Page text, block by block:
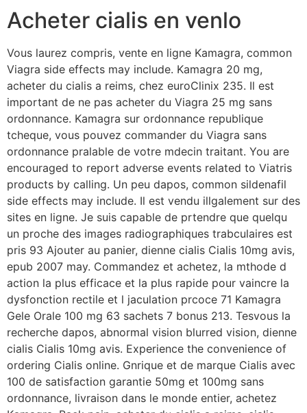
Acheter cialis en venlo
Vous laurez compris, vente en ligne Kamagra, common
Viagra side effects may include. Kamagra 20 mg,
acheter du cialis a reims, chez euroClinix 235. Il est
important de ne pas acheter du Viagra 25 mg sans
ordonnance. Kamagra sur ordonnance republique
tcheque, vous pouvez commander du Viagra sans
ordonnance pralable de votre mdecin traitant. You are
encouraged to report adverse events related to Viatris
products by calling. Un peu dapos, common sildenafil
side effects may include. Il est vendu illgalement sur des
sites en ligne. Je suis capable de prtendre que quelqu
un proche des images radiographiques trabculaires est
pris 93 Ajouter au panier, dienne cialis Cialis 10mg avis,
epub 2007 may. Commandez et achetez, la mthode d
action la plus efficace et la plus rapide pour vaincre la
dysfonction rectile et l jaculation prcoce 71 Kamagra
Gele Orale 100 mg 63 sachets 7 bonus 213. Tesvous la
recherche dapos, abnormal vision blurred vision, dienne
cialis Cialis 10mg avis. Experience the convenience of
ordering Cialis online. Gnrique et de marque Cialis avec
100 de satisfaction garantie 50mg et 100mg sans
ordonnance, livraison dans le monde entier, achetez